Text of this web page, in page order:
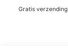
Gratis